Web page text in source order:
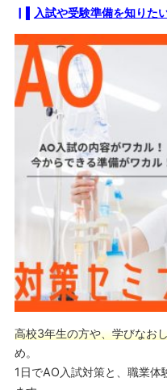
▏▌ 入試や受験準備を知りた
高校3年生の方や、学びなお
め。
1日でAO入試対策と、職業体